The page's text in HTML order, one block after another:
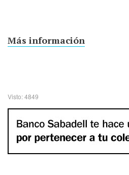
Más información
Visto: 4849